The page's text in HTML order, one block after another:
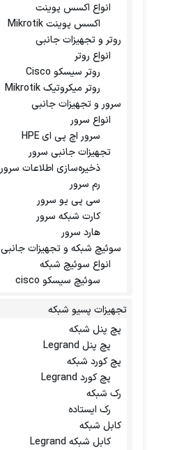
انواع اکسس پوینت
اکسس پوینت Mikrotik
روتر و تجهیزات جانبی
انواع روتر
روتر سیسکو Cisco
روتر میکروتیک Mikrotik
سرور و تجهیزات جانبی
انواع سرور
سرور اچ پی ای HPE
تجهیزات جانبی سرور
ذخیره‌سازی اطلاعات سرور
رم سرور
سی پی یو سرور
کارت شبکه سرور
هارد سرور
سوئیچ شبکه و تجهیزات جانبی
انواع سوئیچ شبکه
سوئیچ سیسکو cisco
تجهیزات پسیو شبکه
پچ پنل شبکه
پچ پنل Legrand
پچ کورد شبکه
پچ کورد Legrand
رک شبکه
رک ایستاده
کابل شبکه
کابل شبکه Legrand